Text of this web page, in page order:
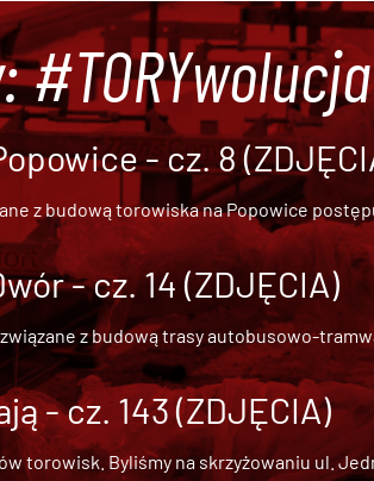
- cz. 8
z budową torowiska na Popowice
- cz. 14 (ZDJĘCIA)
zbudową trasy autobusowo-
- cz. 143 (ZDJĘCIA)
torowisk. Byliśmy na skrzyżowaniu ul.